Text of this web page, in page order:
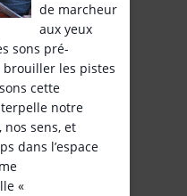
de marcheur
aux yeux
sons pré-
les pistes
cette
notre
sens, et
dans l’espace
«